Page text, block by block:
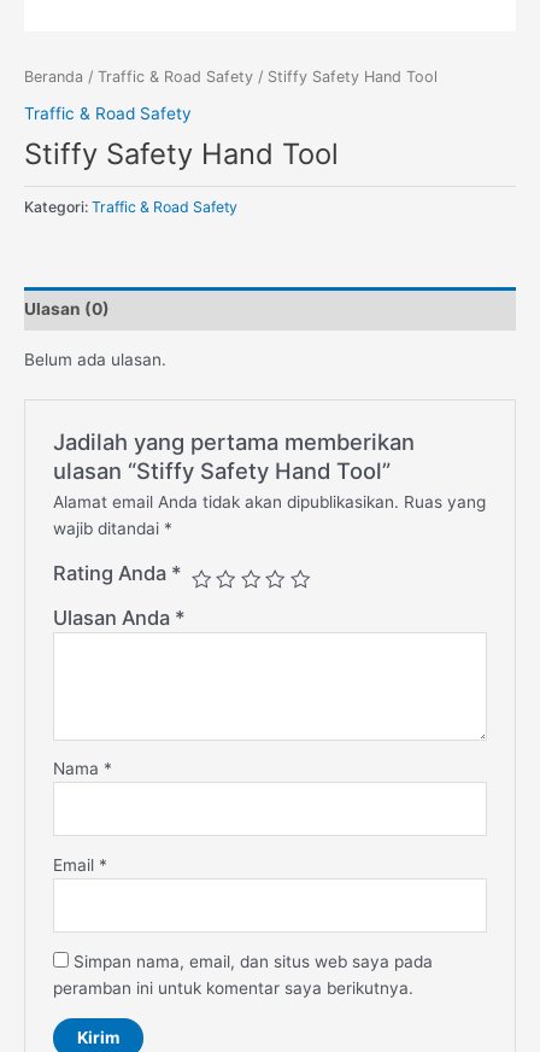
Beranda / Traffic & Road Safety / Stiffy Safety Hand Tool
Traffic & Road Safety
Stiffy Safety Hand Tool
Kategori: Traffic & Road Safety
Ulasan (0)
Belum ada ulasan.
Jadilah yang pertama memberikan
ulasan “Stiffy Safety Hand Tool”
Alamat email Anda tidak akan dipublikasikan. Ruas yang
wajib ditandai *
Rating Anda *
Ulasan Anda *
Nama *
Email *
Simpan nama, email, dan situs web saya pada
peramban ini untuk komentar saya berikutnya.